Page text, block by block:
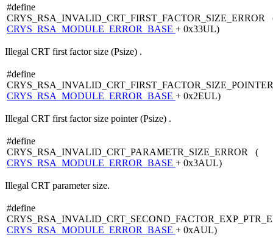
#define
CRYS_RSA_INVALID_CRT_FIRST_FACTOR_SIZE_ERROR
CRYS_RSA_MODULE_ERROR_BASE + 0x33UL)
Illegal CRT first factor size (Psize) .
#define
CRYS_RSA_MODULE_ERROR_BASE + 0x2EUL)
Illegal CRT first factor size pointer (Psize) .
#define
CRYS_RSA_INVALID_CRT_PARAMETR_SIZE_ERROR (
CRYS_RSA_MODULE_ERROR_BASE + 0x3AUL)
Illegal CRT parameter size.
#define
CRYS_RSA_MODULE_ERROR_BASE + 0xAUL)